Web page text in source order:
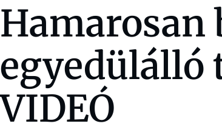
Hamarosan
egyedülálló
VIDEÓ